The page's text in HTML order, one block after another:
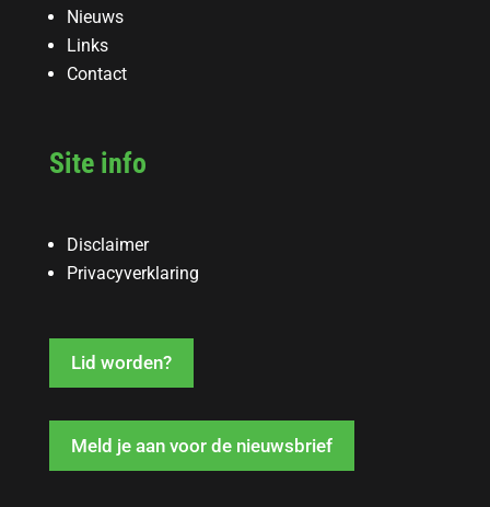
Nieuws
Links
Contact
Site info
Disclaimer
Privacyverklaring
Lid worden?
Meld je aan voor de nieuwsbrief